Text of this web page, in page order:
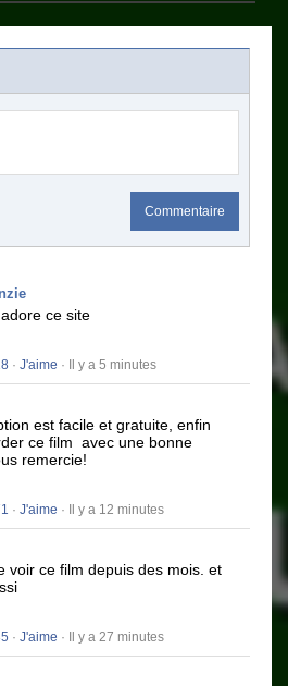
Commentaire
ce site
· J'aime · Il y a 5 minutes
est facile et gratuite, enfin
ce film avec une bonne
remercie!
· J'aime · Il y a 12 minutes
voir ce film depuis des mois. et
· J'aime · Il y a 27 minutes